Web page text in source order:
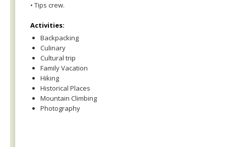
• Tips crew.
Activities:
Backpacking
Culinary
Cultural trip
Family Vacation
Hiking
Historical Places
Mountain Climbing
Photography